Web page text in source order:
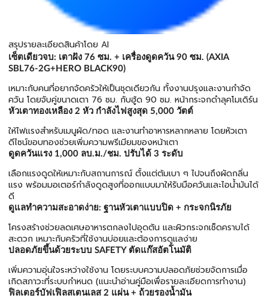
สรุปรายละเอียดสินค้าโดย AI
เซ็ตเดียวจบ: เตาฝัง 76 ซม. + เครื่องดูดควัน 90 ซม. (AXIA
SBL76-2G+HERO BLACK90)
เหมาะกับคนที่อยากจัดครัวให้เป็นชุดเดียวกัน ทั้งงานปรุงและงานกำจัด
ควัน โดยจับคู่ขนาดเตา 76 ซม. กับฮู้ด 90 ซม. หน้ากระจกดำลุคโมเดิร์น
หัวเตาทองเหลือง 2 หัว กำลังไฟสูงสุด 5,000 วัตต์
ให้ไฟแรงสำหรับเมนูผัด/ทอด และงานทำอาหารหลากหลาย โดยหัวเตา
ดีไซน์ขอบทองช่วยเพิ่มความพรีเมียมของหน้าเตา
ดูดควันแรง 1,000 ลบ.ม./ชม. ปรับได้ 3 ระดับ
เลือกแรงดูดให้เหมาะกับสถานการณ์ ตั้งแต่ต้มเบา ๆ ไปจนถึงผัดกลิ่น
แรง พร้อมมอเตอร์กำลังดูดสูงที่ออกแบบมาให้รับมือควันและไอน้ำมันได้
ดี
ดูแลทำความสะอาดง่าย: ฐานหัวเตาแบบปิด + กระจกนิรภัย
โครงสร้างช่วยลดเศษอาหารตกลงไปอุดตัน และผิวกระจกเช็ดคราบได้
สะดวก เหมาะกับครัวที่ใช้งานบ่อยและต้องการดูแลง่าย
ปลอดภัยขึ้นด้วยระบบ SAFETY ตัดแก๊สอัตโนมัติ
เพิ่มความอุ่นใจระหว่างใช้งาน โดยระบบความปลอดภัยช่วยจัดการเมื่อ
เกิดสภาวะที่ระบบกำหนด (แนะนำอ่านคู่มือเพื่อรายละเอียดการทำงาน)
ฟิลเตอร์บัฟเฟิลสเตนเลส 2 แผ่น + ถ้วยรองน้ำมัน